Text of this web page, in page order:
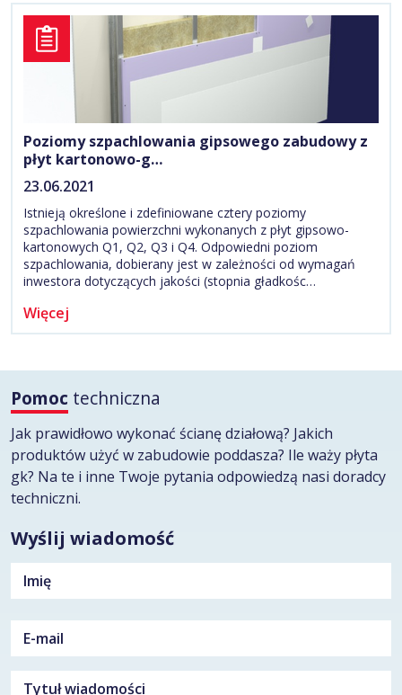
Poziomy szpachlowania gipsowego zabudowy z
płyt kartonowo-g…
23.06.2021
Istnieją określone i zdefiniowane cztery poziomy
szpachlowania powierzchni wykonanych z płyt gipsowo-
kartonowych Q1, Q2, Q3 i Q4. Odpowiedni poziom
szpachlowania, dobierany jest w zależności od wymagań
inwestora dotyczących jakości (stopnia gładkośc…
Więcej
Pomoc techniczna
Jak prawidłowo wykonać ścianę działową? Jakich
produktów użyć w zabudowie poddasza? Ile waży płyta
gk? Na te i inne Twoje pytania odpowiedzą nasi doradcy
techniczni.
Wyślij wiadomość